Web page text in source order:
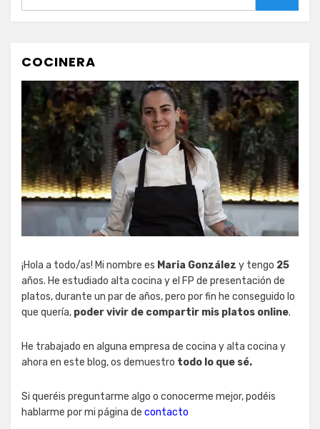
COCINERA
¡Hola a todo/as! Mi nombre es Maria González y tengo 25
años. He estudiado alta cocina y el FP de presentación de
platos, durante un par de años, pero por fin he conseguido lo
que quería, poder vivir de compartir mis platos online.
He trabajado en alguna empresa de cocina y alta cocina y
ahora en este blog, os demuestro todo lo que sé.
Si queréis preguntarme algo o conocerme mejor, podéis
hablarme por mi página de contacto